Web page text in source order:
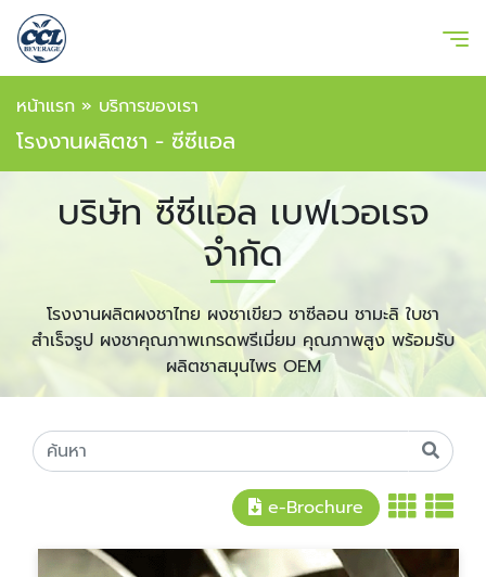
หน้าแรก » บริการของเรา
โรงงานผลิตชา - ซีซีแอล
บริษัท ซีซีแอล เบฟเวอเรจ
จำกัด
โรงงานผลิตผงชาไทย ผงชาเขียว ชาซีลอน ชามะลิ ใบชา
สำเร็จรูป ผงชาคุณภาพเกรดพรีเมี่ยม คุณภาพสูง พร้อมรับ
ผลิตชาสมุนไพร OEM
e-Brochure